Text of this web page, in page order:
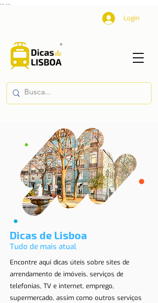
Login
Dicas de Lisboa
Tudo de mais atual
Encontre aqui dicas úteis sobre sites de
arrendamento de imóveis, serviços de
telefonias, TV e internet, emprego,
supermercado, assim como outros serviços